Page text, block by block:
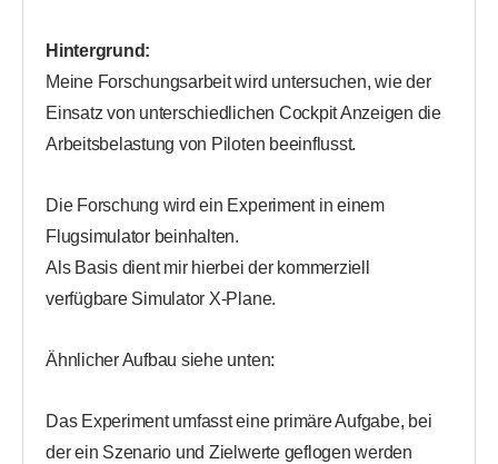
Hintergrund:
Meine Forschungsarbeit wird untersuchen, wie der
Einsatz von unterschiedlichen Cockpit Anzeigen die
Arbeitsbelastung von Piloten beeinflusst.
Die Forschung wird ein Experiment in einem
Flugsimulator beinhalten.
Als Basis dient mir hierbei der kommerziell
verfügbare Simulator X-Plane.
Ähnlicher Aufbau siehe unten:
Das Experiment umfasst eine primäre Aufgabe, bei
der ein Szenario und Zielwerte geflogen werden